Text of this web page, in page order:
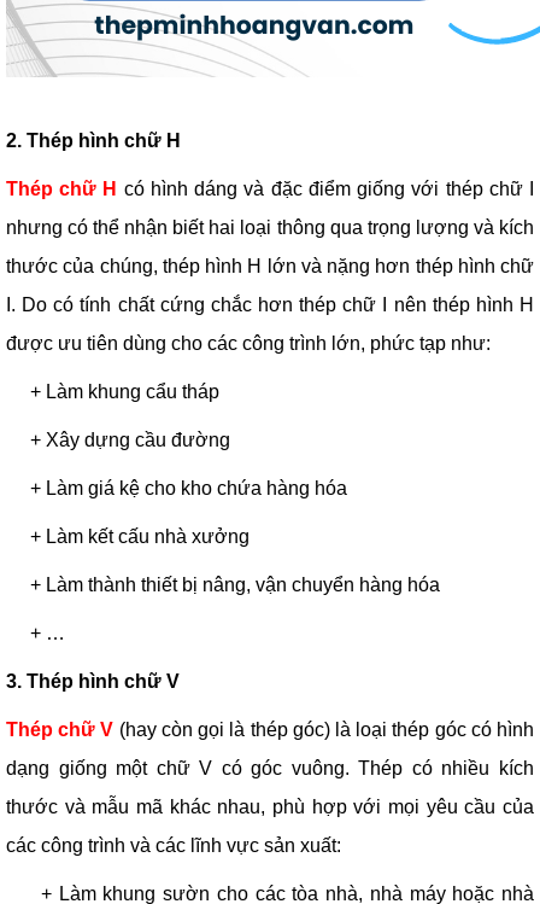
2. Thép hình chữ H
Thép chữ H có hình dáng và đặc điểm giống với thép chữ I
nhưng có thể nhận biết hai loại thông qua trọng lượng và kích
thước của chúng, thép hình H lớn và nặng hơn thép hình chữ
I. Do có tính chất cứng chắc hơn thép chữ I nên thép hình H
được ưu tiên dùng cho các công trình lớn, phức tạp như:
+ Làm khung cẩu tháp
+ Xây dựng cầu đường
+ Làm giá kệ cho kho chứa hàng hóa
+ Làm kết cấu nhà xưởng
+ Làm thành thiết bị nâng, vận chuyển hàng hóa
+ …
3. Thép hình chữ V
Thép chữ V (hay còn gọi là thép góc) là loại thép góc có hình
dạng giống một chữ V có góc vuông. Thép có nhiều kích
thước và mẫu mã khác nhau, phù hợp với mọi yêu cầu của
các công trình và các lĩnh vực sản xuất:
+ Làm khung sườn cho các tòa nhà, nhà máy hoặc nhà